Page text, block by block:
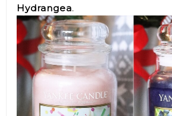
Hydrangea.